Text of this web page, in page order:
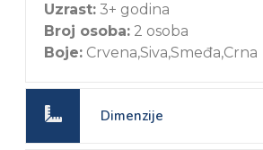
Uzrast: 3+ godina
Broj osoba: 2 osoba
Boje: Crvena,Siva,Smeđa,Crna
Dimenzije